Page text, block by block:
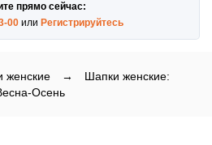
прямо сейчас:
00или Регистрируйтесь
женские →
Шапки женские:
Осень